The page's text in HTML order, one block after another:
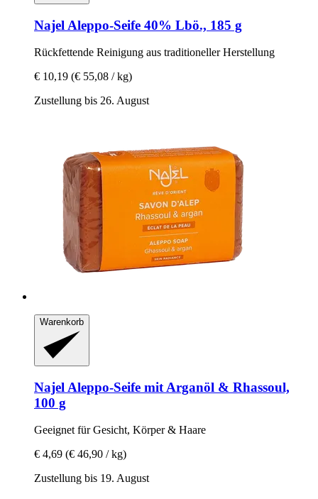
Najel Aleppo-​Seife 40% Lbö., 185 g
Rückfettende Reinigung aus traditioneller Herstellung
€ 10,19 (€ 55,08 / kg)
Zustellung bis 26. August
Warenkorb
Najel Aleppo-​Seife mit Arganöl & Rhassoul,
100 g
Geeignet für Gesicht, Körper & Haare
€ 4,69 (€ 46,90 / kg)
Zustellung bis 19. August